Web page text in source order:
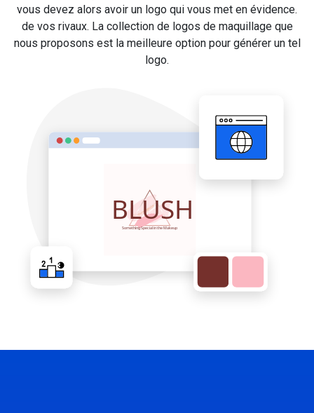
vous devez alors avoir un logo qui vous met en évidence.
de vos rivaux. La collection de logos de maquillage que
nous proposons est la meilleure option pour générer un tel
logo.